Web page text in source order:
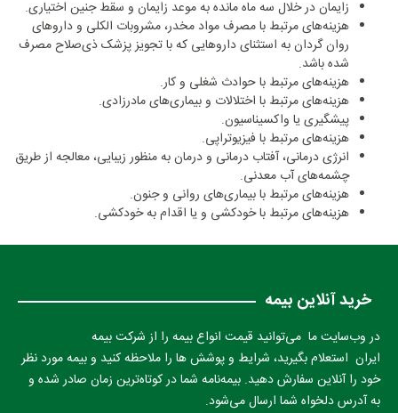
زایمان در خلال سه ماه مانده به موعد زایمان و سقط جنین اختیاری.
هزینه‌های مرتبط با مصرف مواد مخدر، مشروبات الکلی و دارو‌های
روان‌ گردان به ‌استثنای داروهایی که با تجویز پزشک ذی‌صلاح مصرف
شده باشد.
هزینه‌های مرتبط با حوادث شغلی و کار.
هزینه‌های مرتبط با اختلالات و بیماری‌های مادرزادی.
پیشگیری یا واکسیناسیون.
هزینه‌های مرتبط با فیزیوتراپی.
انرژی درمانی، آفتاب درمانی و درمان به منظور زیبایی، معالجه از طریق
چشمه‌‌های آب معدنی.
هزینه‌های مرتبط با بیماری‌های روانی و جنون.
هزینه‌های مرتبط با خودکشی و یا اقدام به خودکشی.
خرید آنلاین بیمه
در وب‌سایت ما می‌توانید قیمت انواع بیمه را از شرکت بیمه
ایران استعلام بگیرید، شرایط و پوشش ها را ملاحظه کنید و بیمه مورد نظر
خود را آنلاین سفارش دهید. بیمه‌نامه شما در کوتاه‌ترین زمان صادر شده و
به آدرس دلخواه شما ارسال می‌شود.